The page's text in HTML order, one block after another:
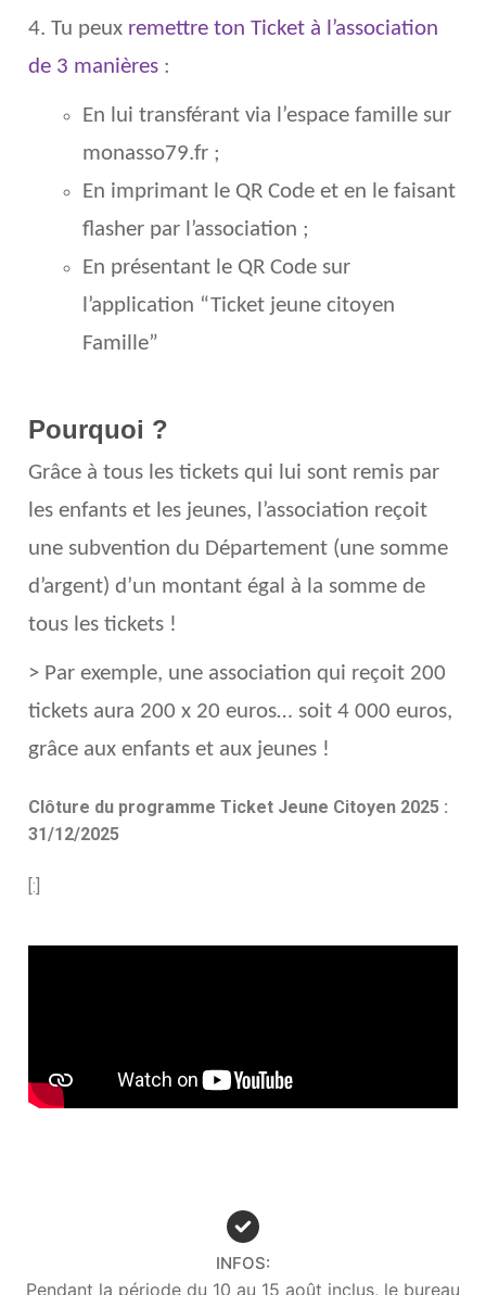
4. Tu peux remettre ton Ticket à l’association
de 3 manières :
En lui transférant via l’espace famille sur
monasso79.fr ;
En imprimant le QR Code et en le faisant
flasher par l’association ;
En présentant le QR Code sur
l’application “Ticket jeune citoyen
Famille”
Pourquoi ?
Grâce à tous les tickets qui lui sont remis par
les enfants et les jeunes, l’association reçoit
une subvention du Département (une somme
d’argent) d’un montant égal à la somme de
tous les tickets !
> Par exemple, une association qui reçoit 200
tickets aura 200 x 20 euros… soit 4 000 euros,
grâce aux enfants et aux jeunes !
Clôture du programme Ticket Jeune Citoyen 2025 :
31/12/2025
[:]
INFOS:
Pendant la période du 10 au 15 août inclus, le bureau